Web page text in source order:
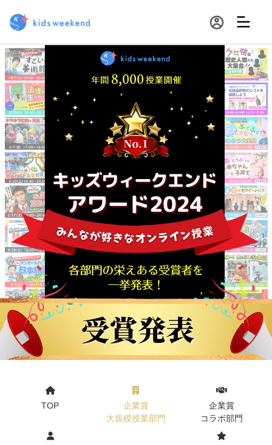
TOP
企業賞
大規模授業部門
企業賞
コラボ部門